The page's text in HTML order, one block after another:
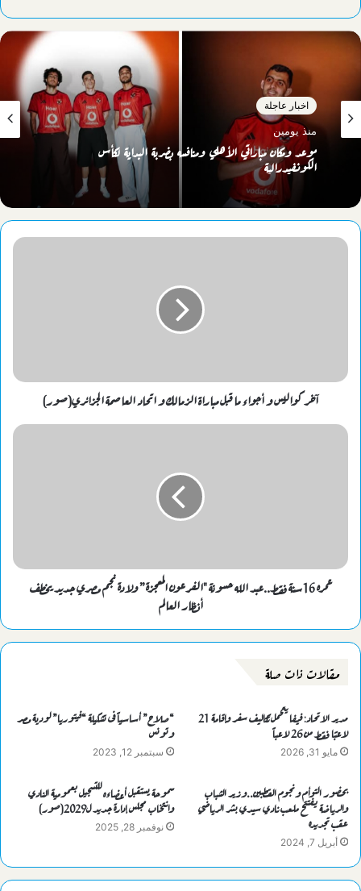
اخبار عاجلة
منذ يومين
موعد ومكان مباراتي الأهلي ومنافسه بضربة البداية لكأس
الكونفيدرالية
آخر كواليس و أجواء ما قبل مباراة الزمالك و اتحاد العاصمة الجزائري(صور)
عمره 16سنة فقط..عبد الله حسونة "الفرعون المعجزة” ولادة نجم مصري جديد يخطف
أنظار العالم
مقالات ذات صلة
مدير الاتحاد: فيفا يتحمل تكاليف سفر وإقامة 21
لاعبًا فقط من 26 لاعباً
مايو 31, 2026
“صلاح” أساسياً فى تشكيلة “فيتوريا” لودية مصر
وتونس
سبتمبر 12, 2023
بحضور التوأم ونجوم القطبين..وزير الشباب
والرياضة يفتتح ملعب نادي سيدي بشر الرياضي
عقب تجديده
أبريل 7, 2024
سموحة يستقبل أعضاءه للتسجيل بعمومية النادي
وانتخاب مجلس إدارة جديد ل2029(صور)
نوفمبر 28, 2025